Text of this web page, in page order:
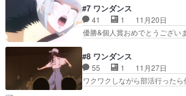
クス：Ne-Yo、字面が強… 手
ぇぇ！！！！！！！ダ… 音を
ドのどのビートに身…
くん、滅茶苦茶格好いい＞＜
ゃんカボくんのフォローめっ
んのお陰だ。俺がダンス部
かわいい。色んな人がいて
によく頑張った！！湾田ちゃ
ので、文化部的コンテスト…
作品なんだけど、６話の…
#7 ワンダンス
41 1
11月20日
優勝&個人賞おめでとうござ
よかったねーじゃなくて湾田
家庭事情エピで一休み。次回
の、湾田さんへの嫉妬＞＜
どEDに突然ダンスがつい…
#8 ワンダンス
55 1
11月27日
ワクワクしながら部活行っ